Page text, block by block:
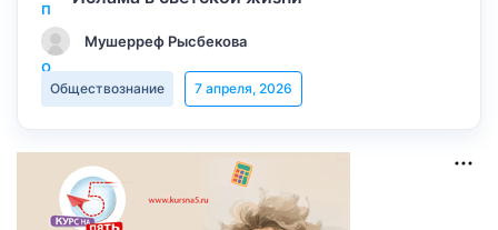
Мушерреф Рысбекова
Обществознание 7 апреля, 2026